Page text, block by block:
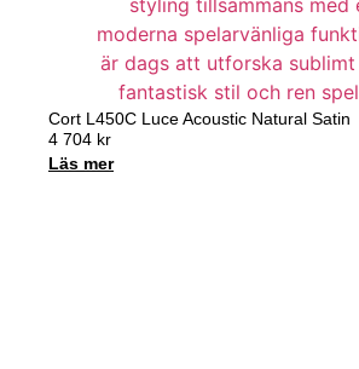
Cort L450C Luce Acoustic Natural Satin
4 704 kr
Läs mer